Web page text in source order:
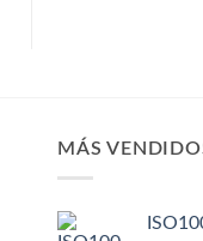
MÁS